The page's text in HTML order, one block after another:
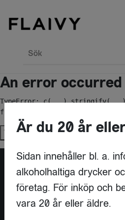
Sök
An error
TypeError:
function
Try again
Är du
Är du 20 år
Sidan innehåller bl. a.
alkoholhaltiga drycker
företag. För inköp och
vara 20 år eller äldre.